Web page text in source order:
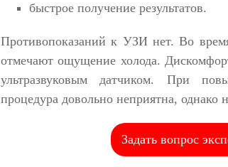
быстрое получение результатов.
Противопоказаний к УЗИ нет. Во
отмечают ощущение холода.
ультразвуковым датчиком. При
процедура довольно неприятна, однако
Задать вопрос